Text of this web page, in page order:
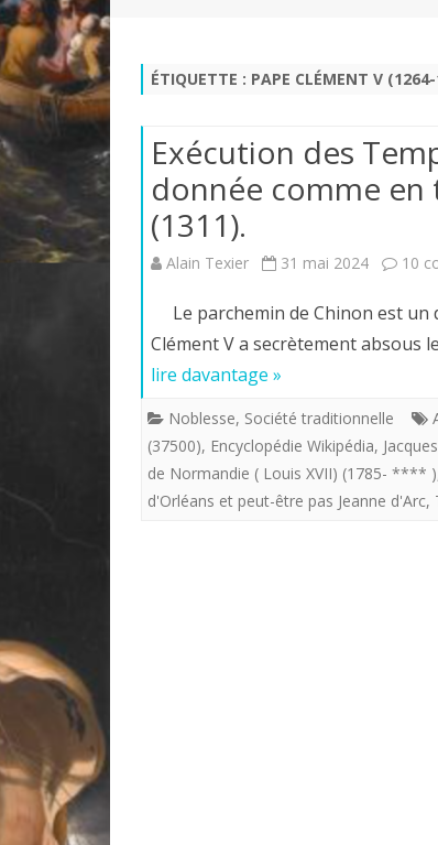
ÉTIQUETTE : PAPE CLÉMENT V
Exécution des
donnée comme
(1311).
Alain Texier 31 mai 2024 10
Le parchemin de Chinon est un
Clément V a secrètement absous
lire davantage »
Noblesse, Société traditionnelle
(37500), Encyclopédie Wikipédia,
de Normandie ( Louis XVII) (1785- **** )
d'Orléans et peut-être pas Jeanne d'Arc,